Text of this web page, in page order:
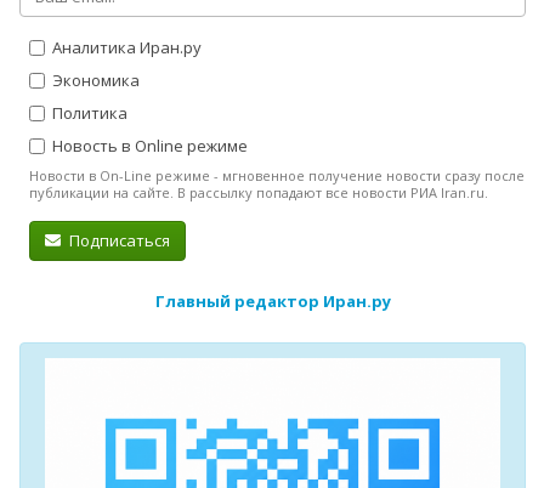
Аналитика Иран.ру
Экономика
Политика
Новость в Online режиме
Новости в On-Line режиме - мгновенное получение новости сразу после
публикации на сайте. В рассылку попадают все новости РИА Iran.ru.
Подписаться
Главный редактор Иран.ру